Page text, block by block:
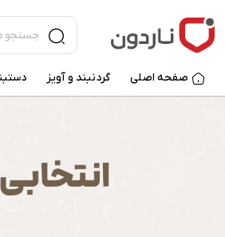
صفحه اصلی گردنبند و آویز